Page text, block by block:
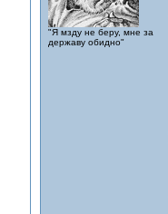
"Я мзду не беру, мне за
державу обидно"